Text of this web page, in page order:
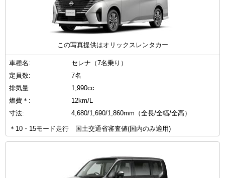
この写真提供はオリックスレンタカー
車種名:
セレナ（7名乗り）
定員数:
7名
排気量:
1,990cc
燃費＊:
12km/L
寸法:
4,680/1,690/1,860mm（全長/全幅/全高）
＊10・15モード走行 国土交通省審査値(国内のみ適用)